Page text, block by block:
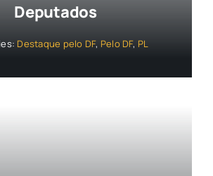
Deputados
Destaque pelo DF, Pelo DF, PL